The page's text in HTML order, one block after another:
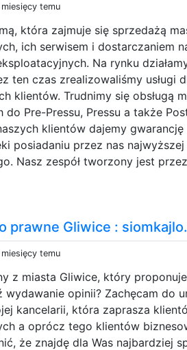
temu
która zajmuje się sprzedażą
ich serwisem i dostarczaniem
Na rynku
ten czas zrealizowaliśmy usługi
klientów. Trudnimy się obsługą
do Pre-Pressu, Pressu a także
klientów dajemy
posiadaniu przez nas
Nasz zespół tworzony jest
prawne Gliwice :
temu
z miasta Gliwice, który
wydawanie opinii? Zachęcam do
kancelarii, która zaprasza
a oprócz tego klientów
że znajdę dla Was najbardziej